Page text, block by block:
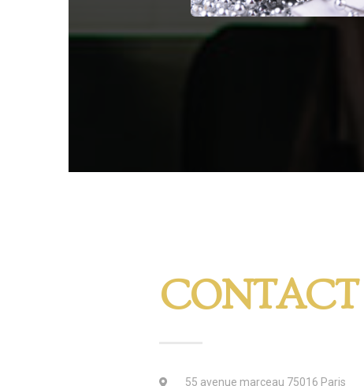
CONTACT
55 avenue marceau 75016 Paris